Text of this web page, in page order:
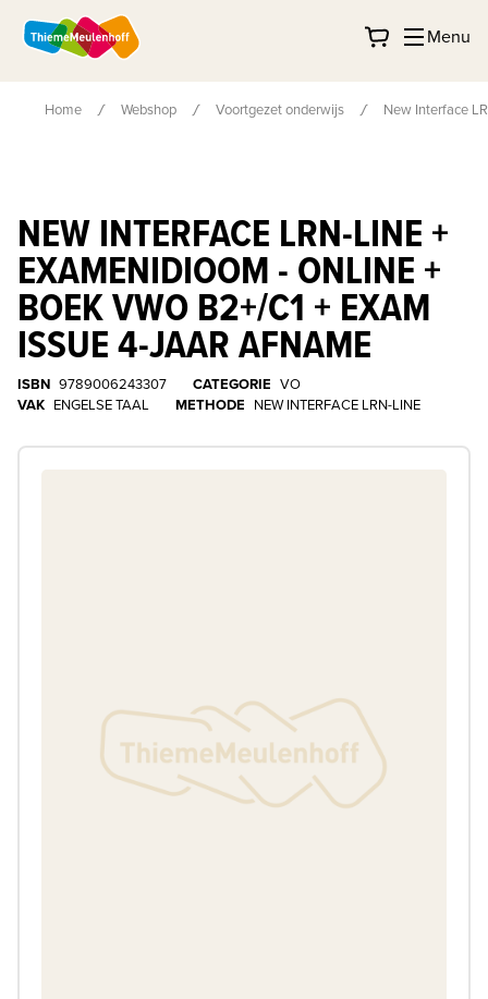
Menu
Home Webshop Voortgezet onderwijs New Interface
NEW INTERFACE LRN-LINE +
EXAMENIDIOOM - ONLINE +
BOEK VWO B2+/C1 + EXAM
ISSUE 4-JAAR AFNAME
ISBN 9789006243307 CATEGORIE VO
VAK ENGELSE TAAL METHODE NEW INTERFACE LRN-LINE